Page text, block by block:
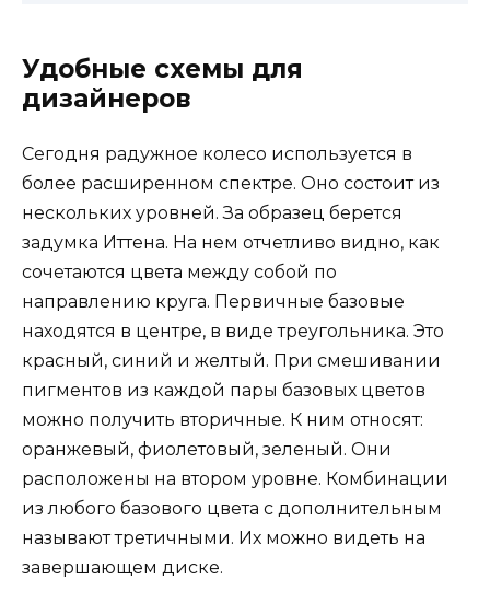
Удобные схемы для
дизайнеров
Сегодня радужное колесо используется в
более расширенном спектре. Оно состоит из
нескольких уровней. За образец берется
задумка Иттена. На нем отчетливо видно, как
сочетаются цвета между собой по
направлению круга. Первичные базовые
находятся в центре, в виде треугольника. Это
красный, синий и желтый. При смешивании
пигментов из каждой пары базовых цветов
можно получить вторичные. К ним относят:
оранжевый, фиолетовый, зеленый. Они
расположены на втором уровне. Комбинации
из любого базового цвета с дополнительным
называют третичными. Их можно видеть на
завершающем диске.